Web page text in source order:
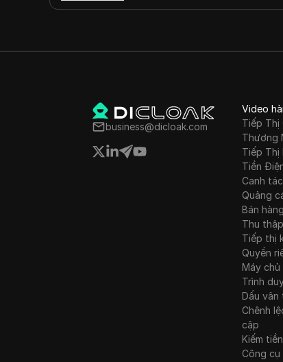
business@dicloak.com
Video
Tiếp Thị
Thương
Tiếp Thị
Tiền
Canh
Quảng
Bán
Thu
Tiếp thị
Quyền
Máy
Trình
Dấu
Chênh
cập
Kiếm tiền
Công cụ